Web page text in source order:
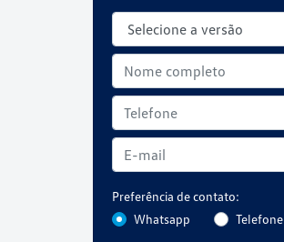
Preferência de contato:
Whatsapp
Telefone